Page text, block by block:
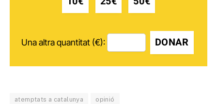
Una altra quantitat (€): DONAR
atemptats a catalunya opinió